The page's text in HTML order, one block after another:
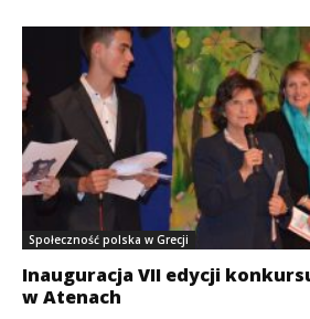
Społeczność polska w Grecji
Inauguracja VII edycji
w Atenach